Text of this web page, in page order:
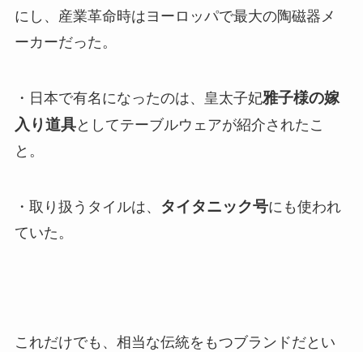
にし、産業革命時はヨーロッパで最大の陶磁器メ
ーカーだった。
・日本で有名になったのは、皇太子妃雅子様の嫁
入り道具としてテーブルウェアが紹介されたこ
と。
・取り扱うタイルは、 タイタニック号にも使われ
ていた。
これだけでも、相当な伝統をもつブランドだとい